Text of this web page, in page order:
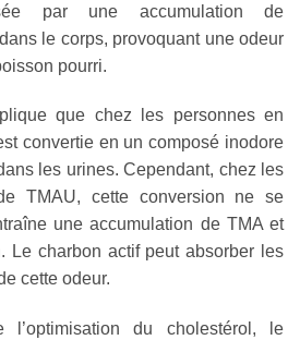
par une accumulation de
le corps, provoquant une odeur
pourri.
que chez les personnes en
convertie en un composé inodore
les urines. Cependant, chez les
TMAU, cette conversion ne se
une accumulation de TMA et
Le charbon actif peut absorber les
cette odeur.
du cholestérol, le